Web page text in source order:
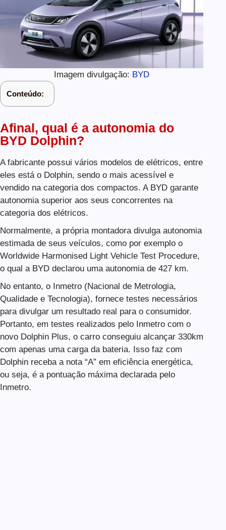
Imagem divulgação: BYD
Conteúdo:
Afinal, qual é a autonomia do
BYD Dolphin?
A fabricante possui vários modelos de elétricos, entre
eles está o Dolphin, sendo o mais acessível e
vendido na categoria dos compactos. A BYD garante
autonomia superior aos seus concorrentes na
categoria dos elétricos.
Normalmente, a própria montadora divulga autonomia
estimada de seus veículos, como por exemplo o
Worldwide Harmonised Light Vehicle Test Procedure,
o qual a BYD declarou uma autonomia de 427 km.
No entanto, o Inmetro (Nacional de Metrologia,
Qualidade e Tecnologia), fornece testes necessários
para divulgar um resultado real para o consumidor.
Portanto, em testes realizados pelo Inmetro com o
novo Dolphin Plus, o carro conseguiu alcançar 330km
com apenas uma carga da bateria. Isso faz com
Dolphin receba a nota “A” em eficiência energética,
ou seja, é a pontuação máxima declarada pelo
Inmetro.